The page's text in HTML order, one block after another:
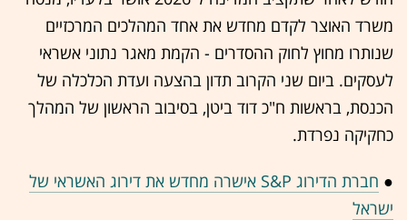
משרד האוצר לקדם מחדש את אחד המהלכים המרכזיים
שנותרו מחוץ לחוק ההסדרים - הקמת מאגר נתוני אשראי
לעסקים. ביום שני הקרוב תדון בהצעה ועדת הכלכלה של
הכנסת, בראשות ח"כ דוד ביטן, בסיבוב הראשון של המהלך
כחקיקה נפרדת.
●
חברת הדירוג S&P אישרה מחדש את דירוג האשראי של
ישראל